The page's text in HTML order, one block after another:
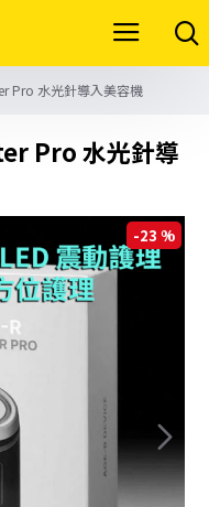
Pro 水光針導入美容機
Pro 水光針導
-23 %